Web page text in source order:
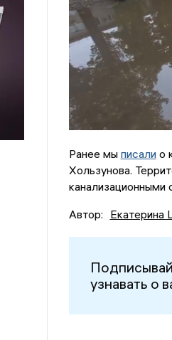
Ранее мы писалио
Хользунова.
канализационными
Автор: Екатерина
узнавать о